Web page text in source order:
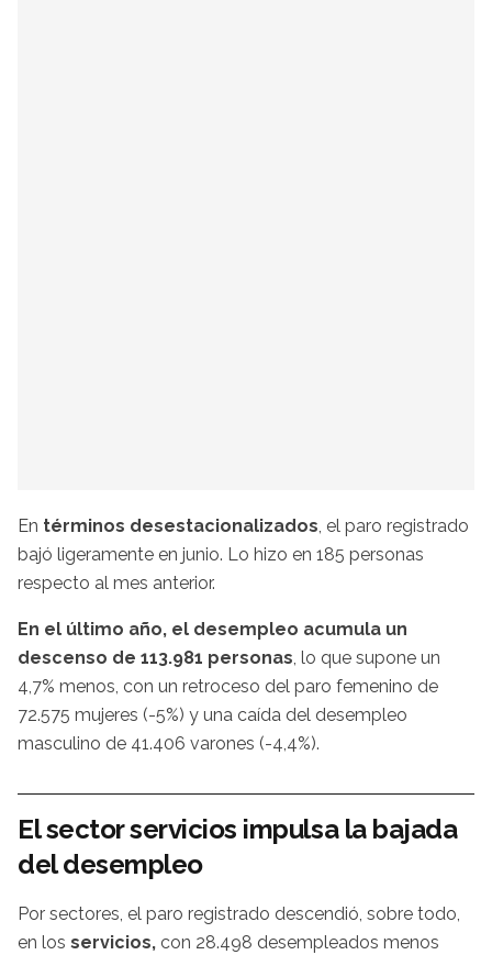
En términos desestacionalizados, el paro registrado
bajó ligeramente en junio. Lo hizo en 185 personas
respecto al mes anterior.
En el último año, el desempleo acumula un
descenso de 113.981 personas, lo que supone un
4,7% menos, con un retroceso del paro femenino de
72.575 mujeres (-5%) y una caída del desempleo
masculino de 41.406 varones (-4,4%).
El sector servicios impulsa la bajada
del desempleo
Por sectores, el paro registrado descendió, sobre todo,
en los servicios, con 28.498 desempleados menos